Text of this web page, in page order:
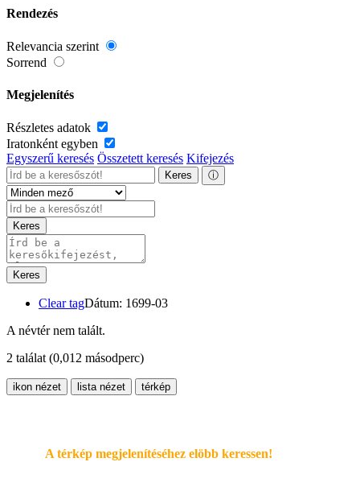
Rendezés
Relevancia szerint
Sorrend
Megjelenítés
Részletes adatok
Iratonként egyben
Egyszerű keresés Összetett keresés Kifejezés
Keres ⓘ
Keres
Keres
Clear tagDátum: 1699-03
A névtér nem talált.
2 találat (0,012 másodperc)
ikon nézet lista nézet térkép
A térkép megjelenítéséhez elöbb keressen!